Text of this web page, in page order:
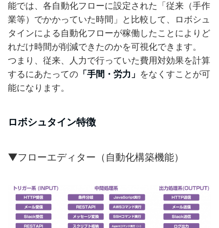
能では、各自動化フローに設定された「従来（手作
業等）でかかっていた時間」と比較して、ロボシュ
タインによる自動化フローが稼働したことによりど
れだけ時間が削減できたのかを可視化できます。
つまり、従来、人力で行っていた費用対効果を計算
するにあたっての 「手間・労力」 をなくすことが可
能になります。
ロボシュタイン特徴
▼フローエディター（自動化構築機能）